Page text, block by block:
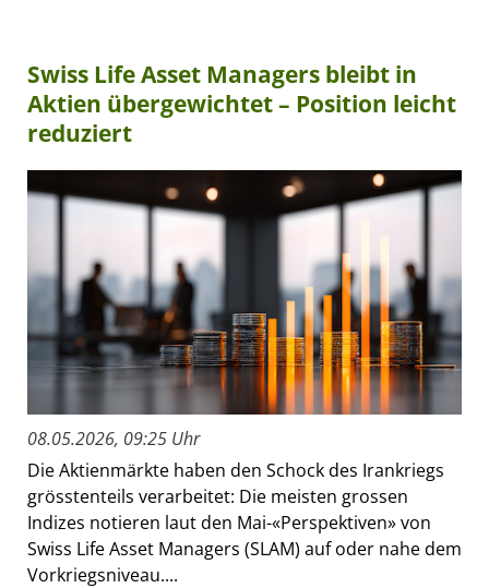
Swiss Life Asset Managers bleibt in
Aktien übergewichtet – Position leicht
reduziert
08.05.2026, 09:25 Uhr
Die Aktienmärkte haben den Schock des Irankriegs
grösstenteils verarbeitet: Die meisten grossen
Indizes notieren laut den Mai-«Perspektiven» von
Swiss Life Asset Managers (SLAM) auf oder nahe dem
Vorkriegsniveau....